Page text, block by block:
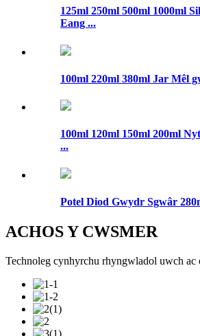
125ml 250ml 500ml 1000ml
Eang ...
100ml 220ml 380ml Jar Mêl
100ml 120ml 150ml 200ml
...
Potel Diod Gwydr Sgwâr
ACHOS Y CWSMER
Technoleg cynhyrchu rhyngwladol uwch ac